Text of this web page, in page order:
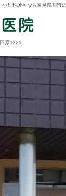
児科診療なら岐阜県関市
原1321